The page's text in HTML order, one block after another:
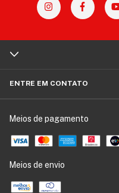
ENTRE EM CONTATO
Meios de pagamento
Meios de envio